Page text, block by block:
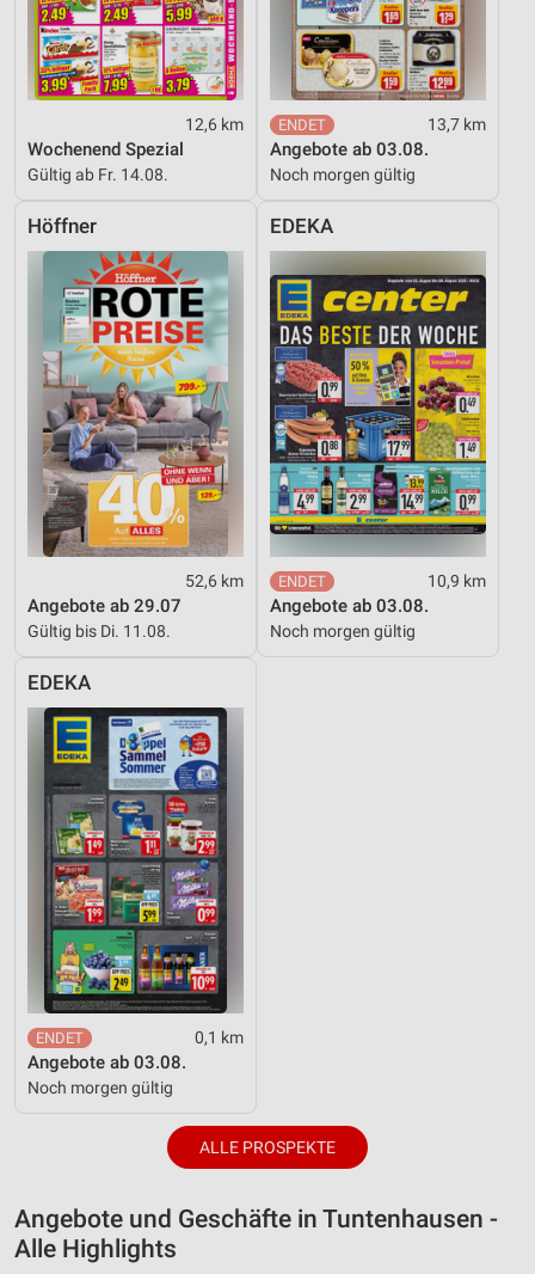
12,6 km
Wochenend Spezial
Gültig ab Fr. 14.08.
13,7 km
Angebote ab 03.08.
Noch morgen gültig
Höffner
52,6 km
Angebote ab 29.07
Gültig bis Di. 11.08.
EDEKA
10,9 km
Angebote ab 03.08.
Noch morgen gültig
EDEKA
0,1 km
Angebote ab 03.08.
Noch morgen gültig
ALLE PROSPEKTE
Angebote und Geschäfte in Tuntenhausen -
Alle Highlights
Notwendig
Performance
Werbung